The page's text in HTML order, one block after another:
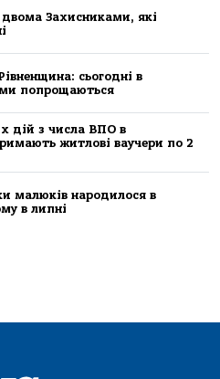
двома Захисниками, які
сьогодні в
попрощаються
дій з числа ВПО в
житлові ваучери по 2
малюків народилося в
в липні